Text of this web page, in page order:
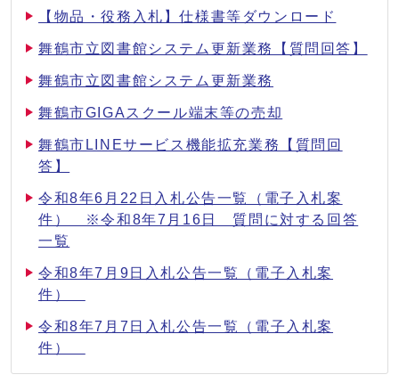
【物品・役務入札】仕様書等ダウンロード
舞鶴市立図書館システム更新業務【質問回答】
舞鶴市立図書館システム更新業務
舞鶴市GIGAスクール端末等の売却
舞鶴市LINEサービス機能拡充業務【質問回
答】
令和8年6月22日入札公告一覧（電子入札案
件） ※令和8年7月16日 質問に対する回答
一覧
令和8年7月9日入札公告一覧（電子入札案
件）
令和8年7月7日入札公告一覧（電子入札案
件）